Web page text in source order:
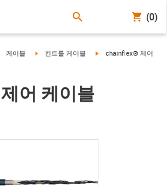
(0)
icon-arrow-right
케이블 igus-icon-arrow-right
컨트롤 케이블 igus-icon-arrow-right
chainflex® 제어
어 케이블